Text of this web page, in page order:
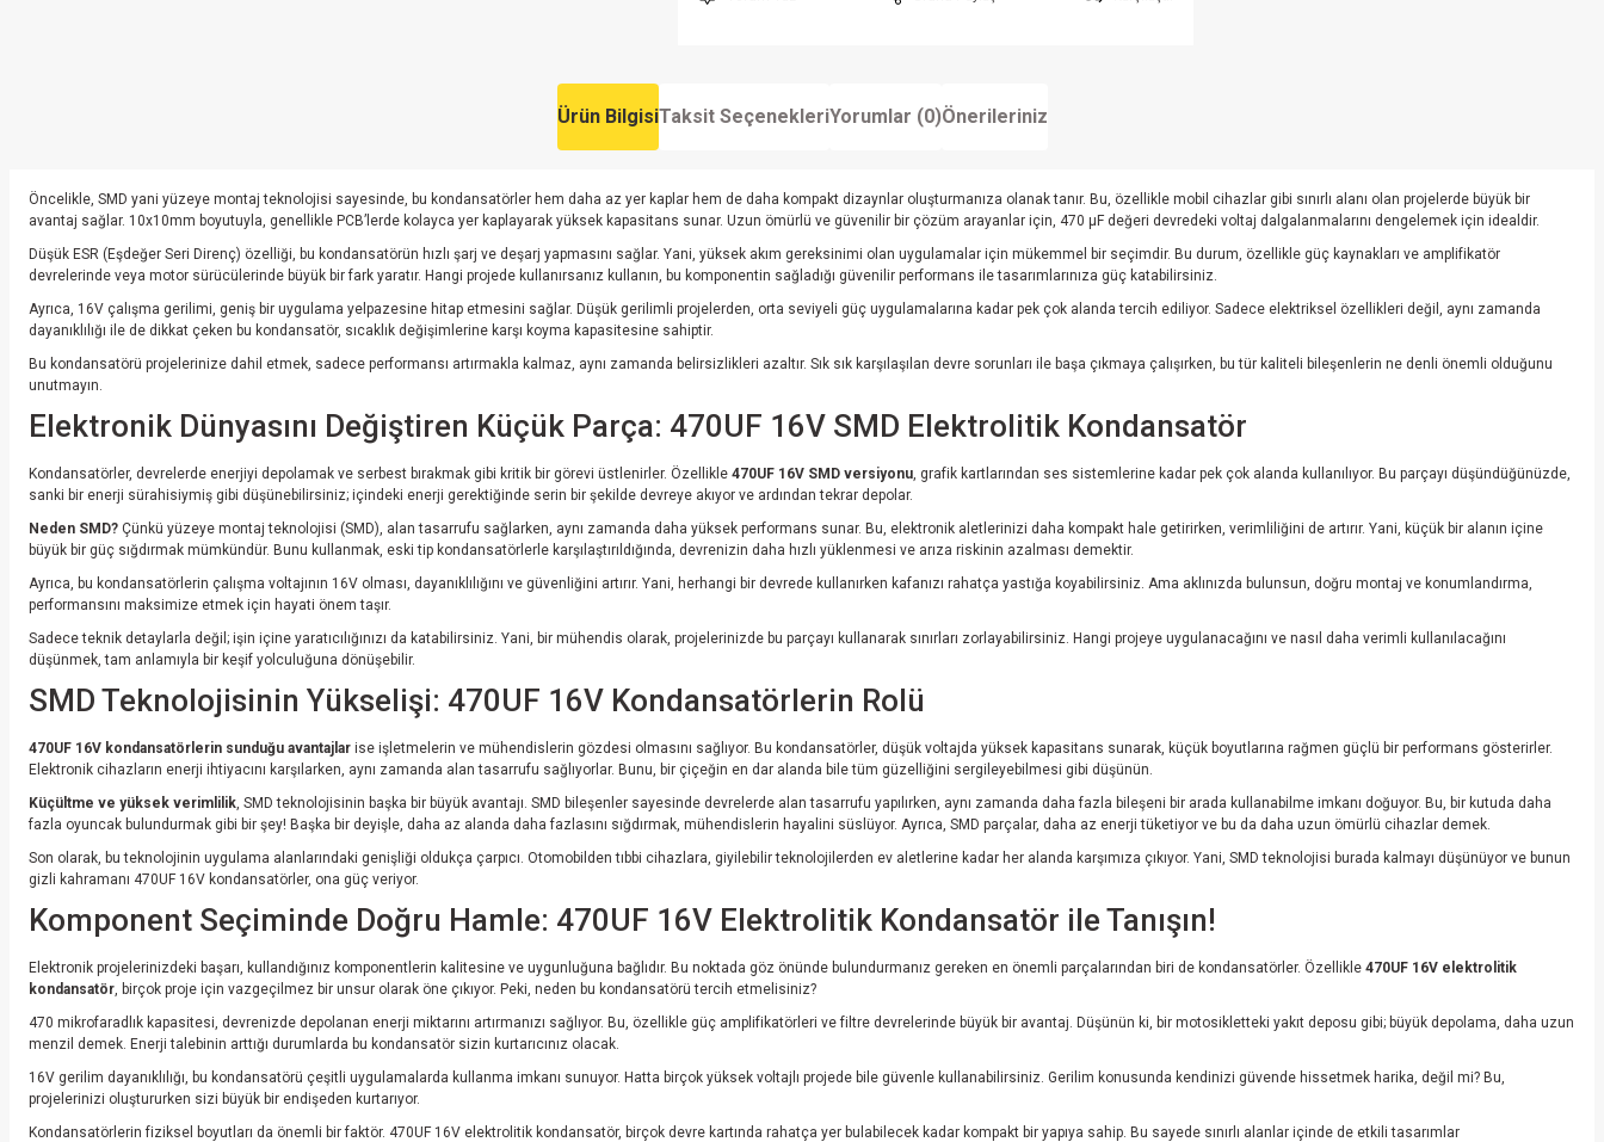
Ürün BilgisiTaksit SeçenekleriYorumlar (0)Önerileriniz
Öncelikle, SMD yani yüzeye montaj teknolojisi sayesinde, bu kondansatörler hem daha az yer kaplar hem de daha kompakt dizaynlar oluşturmanıza olanak tanır. Bu, özellikle mobil cihazlar gibi sınırlı alanı olan projelerde büyük bir
avantaj sağlar. 10x10mm boyutuyla, genellikle PCB’lerde kolayca yer kaplayarak yüksek kapasitans sunar. Uzun ömürlü ve güvenilir bir çözüm arayanlar için, 470 µF değeri devredeki voltaj dalgalanmalarını dengelemek için idealdir.
Düşük ESR (Eşdeğer Seri Direnç) özelliği, bu kondansatörün hızlı şarj ve deşarj yapmasını sağlar. Yani, yüksek akım gereksinimi olan uygulamalar için mükemmel bir seçimdir. Bu durum, özellikle güç kaynakları ve amplifikatör
devrelerinde veya motor sürücülerinde büyük bir fark yaratır. Hangi projede kullanırsanız kullanın, bu komponentin sağladığı güvenilir performans ile tasarımlarınıza güç katabilirsiniz.
Ayrıca, 16V çalışma gerilimi, geniş bir uygulama yelpazesine hitap etmesini sağlar. Düşük gerilimli projelerden, orta seviyeli güç uygulamalarına kadar pek çok alanda tercih ediliyor. Sadece elektriksel özellikleri değil, aynı zamanda
dayanıklılığı ile de dikkat çeken bu kondansatör, sıcaklık değişimlerine karşı koyma kapasitesine sahiptir.
Bu kondansatörü projelerinize dahil etmek, sadece performansı artırmakla kalmaz, aynı zamanda belirsizlikleri azaltır. Sık sık karşılaşılan devre sorunları ile başa çıkmaya çalışırken, bu tür kaliteli bileşenlerin ne denli önemli olduğunu
unutmayın.
Elektronik Dünyasını Değiştiren Küçük Parça: 470UF 16V SMD Elektrolitik Kondansatör
Kondansatörler, devrelerde enerjiyi depolamak ve serbest bırakmak gibi kritik bir görevi üstlenirler. Özellikle 470UF 16V SMD versiyonu, grafik kartlarından ses sistemlerine kadar pek çok alanda kullanılıyor. Bu parçayı düşündüğünüzde,
sanki bir enerji sürahisiymiş gibi düşünebilirsiniz; içindeki enerji gerektiğinde serin bir şekilde devreye akıyor ve ardından tekrar depolar.
Neden SMD? Çünkü yüzeye montaj teknolojisi (SMD), alan tasarrufu sağlarken, aynı zamanda daha yüksek performans sunar. Bu, elektronik aletlerinizi daha kompakt hale getirirken, verimliliğini de artırır. Yani, küçük bir alanın içine
büyük bir güç sığdırmak mümkündür. Bunu kullanmak, eski tip kondansatörlerle karşılaştırıldığında, devrenizin daha hızlı yüklenmesi ve arıza riskinin azalması demektir.
Ayrıca, bu kondansatörlerin çalışma voltajının 16V olması, dayanıklılığını ve güvenliğini artırır. Yani, herhangi bir devrede kullanırken kafanızı rahatça yastığa koyabilirsiniz. Ama aklınızda bulunsun, doğru montaj ve konumlandırma,
performansını maksimize etmek için hayati önem taşır.
Sadece teknik detaylarla değil; işin içine yaratıcılığınızı da katabilirsiniz. Yani, bir mühendis olarak, projelerinizde bu parçayı kullanarak sınırları zorlayabilirsiniz. Hangi projeye uygulanacağını ve nasıl daha verimli kullanılacağını
düşünmek, tam anlamıyla bir keşif yolculuğuna dönüşebilir.
SMD Teknolojisinin Yükselişi: 470UF 16V Kondansatörlerin Rolü
470UF 16V kondansatörlerin sunduğu avantajlar ise işletmelerin ve mühendislerin gözdesi olmasını sağlıyor. Bu kondansatörler, düşük voltajda yüksek kapasitans sunarak, küçük boyutlarına rağmen güçlü bir performans gösterirler.
Elektronik cihazların enerji ihtiyacını karşılarken, aynı zamanda alan tasarrufu sağlıyorlar. Bunu, bir çiçeğin en dar alanda bile tüm güzelliğini sergileyebilmesi gibi düşünün.
Küçültme ve yüksek verimlilik, SMD teknolojisinin başka bir büyük avantajı. SMD bileşenler sayesinde devrelerde alan tasarrufu yapılırken, aynı zamanda daha fazla bileşeni bir arada kullanabilme imkanı doğuyor. Bu, bir kutuda daha
fazla oyuncak bulundurmak gibi bir şey! Başka bir deyişle, daha az alanda daha fazlasını sığdırmak, mühendislerin hayalini süslüyor. Ayrıca, SMD parçalar, daha az enerji tüketiyor ve bu da daha uzun ömürlü cihazlar demek.
Son olarak, bu teknolojinin uygulama alanlarındaki genişliği oldukça çarpıcı. Otomobilden tıbbi cihazlara, giyilebilir teknolojilerden ev aletlerine kadar her alanda karşımıza çıkıyor. Yani, SMD teknolojisi burada kalmayı düşünüyor ve bunun
gizli kahramanı 470UF 16V kondansatörler, ona güç veriyor.
Komponent Seçiminde Doğru Hamle: 470UF 16V Elektrolitik Kondansatör ile Tanışın!
Elektronik projelerinizdeki başarı, kullandığınız komponentlerin kalitesine ve uygunluğuna bağlıdır. Bu noktada göz önünde bulundurmanız gereken en önemli parçalarından biri de kondansatörler. Özellikle 470UF 16V elektrolitik
kondansatör, birçok proje için vazgeçilmez bir unsur olarak öne çıkıyor. Peki, neden bu kondansatörü tercih etmelisiniz?
470 mikrofaradlık kapasitesi, devrenizde depolanan enerji miktarını artırmanızı sağlıyor. Bu, özellikle güç amplifikatörleri ve filtre devrelerinde büyük bir avantaj. Düşünün ki, bir motosikletteki yakıt deposu gibi; büyük depolama, daha uzun
menzil demek. Enerji talebinin arttığı durumlarda bu kondansatör sizin kurtarıcınız olacak.
16V gerilim dayanıklılığı, bu kondansatörü çeşitli uygulamalarda kullanma imkanı sunuyor. Hatta birçok yüksek voltajlı projede bile güvenle kullanabilirsiniz. Gerilim konusunda kendinizi güvende hissetmek harika, değil mi? Bu,
projelerinizi oluştururken sizi büyük bir endişeden kurtarıyor.
Kondansatörlerin fiziksel boyutları da önemli bir faktör. 470UF 16V elektrolitik kondansatör, birçok devre kartında rahatça yer bulabilecek kadar kompakt bir yapıya sahip. Bu sayede sınırlı alanlar içinde de etkili tasarımlar